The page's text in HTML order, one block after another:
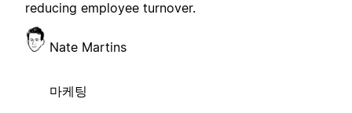
reducing employee turnover.
Nate Martins
마케팅